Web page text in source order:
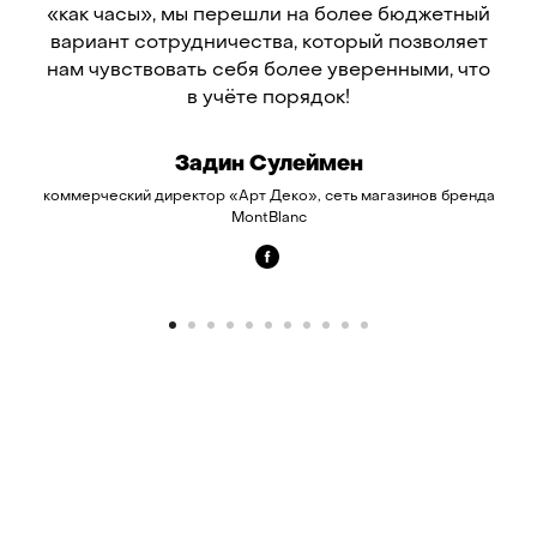
«как часы», мы перешли на более бюджетный
вариант сотрудничества, который позволяет
нам чувствовать себя более уверенными, что
в учёте порядок!
Задин Сулеймен
коммерческий директор «Арт Деко», сеть магазинов бренда
MontBlanc